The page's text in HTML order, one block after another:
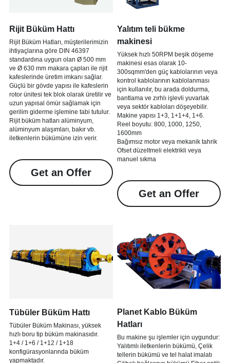
Rijit Büküm Hattı
Rijit Büküm Hatları, müşterilerimizin
ihtiyaçlarına göre DIN 46397
standardına uygun olan Ø 500 mm
ve Ø 630 mm makara çapları ile rijit
kafeslerinde üretim imkanı sağlar.
Güçlü bir gövde yapısı ile kafeslerin
rotor ünitesi tek blok olarak üretilir ve
uzun yapısal ömür sağlamak için
gerilim giderme işlemine tabi tutulur.
Rijit büküm hatları alüminyum,
alüminyum alaşımları, bakır vb.
iletkenlerin bükümüne izin verir.
Get an Offer
Yalıtım teli bükme
makinesi
Yüksek hızlı 50RPM beşik döşeme
makinesi esas olarak 10-
300sqmm'den güç kablolarının veya
kontrol kablolarının kablolanması
için kullanılır, bu arada doldurma,
bantlama ve zırhlı işlevli yuvarlak
veya sektör kabloları döşeyebilir.
Makine yapısı 1+3, 1+1+4, 1+6.
Reel boyutu: 800, 1000, 1250,
1600mm
Bağımsız motor veya mekanik tahrik
Ofset düzeltmeli elektrikli veya
manuel sıkma
Get an Offer
Tübüler Büküm Hattı
Tübüler Büküm Makinası, yüksek
hızlı boru tip büküm makinasıdır.
1+4 / 1+6 / 1+12 / 1+18
konfigürasyonlarında büküm
yapmaktadır.
Planet Kablo Büküm
Hatları
Bu makine şu işlemler için uygundur:
Yalıtımlı iletkenlerin bükümü, Çelik
tellerin bükümü ve tel halat imalatı